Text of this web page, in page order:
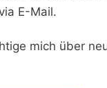
E-Mail.
mich über